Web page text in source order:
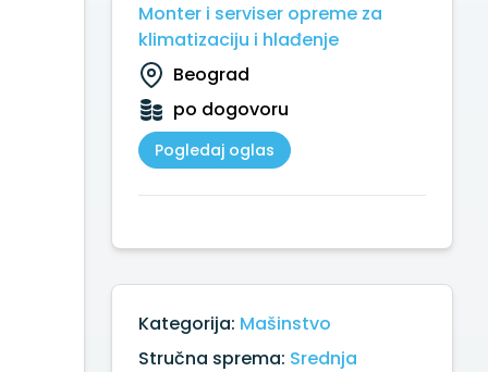
Monter i serviser opreme za
klimatizaciju i hlađenje
Beograd
po dogovoru
Pogledaj oglas
Kategorija: Mašinstvo
Stručna sprema: Srednja